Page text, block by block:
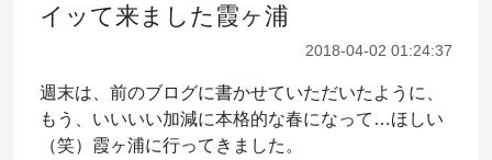
イッて来ました霞ヶ浦
2018-04-02 01:24:37
週末は、前のブログに書かせていただいたように、
もう、いいいい加減に本格的な春になって…ほしい
（笑）霞ヶ浦に行ってきました。